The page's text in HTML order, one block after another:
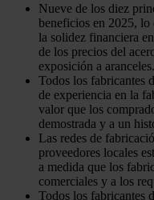
Nueve de los diez
beneficios en 2025, lo
la solidez financiera
de los precios del
exposición a aranceles.
Todos los fabricantes
de experiencia en la
valor que los
demostrada y a un
Las redes de
proveedores locales
a medida que los
comerciales y a los
Todos los fabricantes